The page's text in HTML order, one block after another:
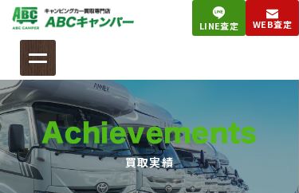
ツ
へ
ス
キ
ッ
LINE査定 WEB査定
Achievements
買取実績